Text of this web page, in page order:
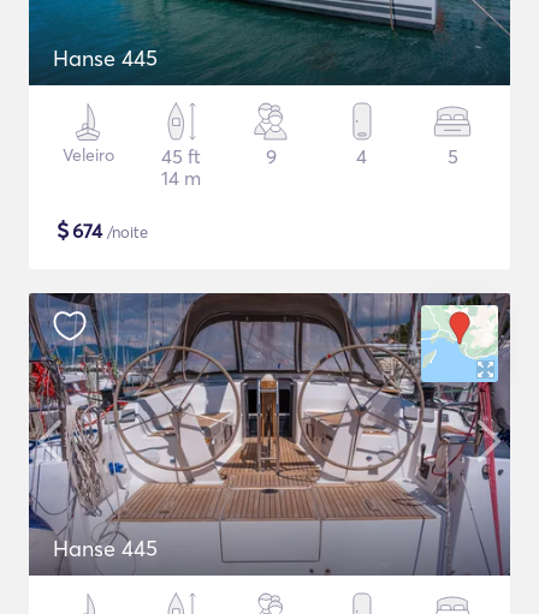
Hanse 445
Veleiro
45 ft
14 m
9 4 5
$674/noite
Hanse 445